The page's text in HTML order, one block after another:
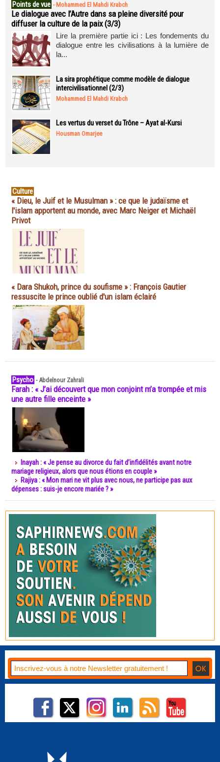
Points de vue - Mohammed El Mahdi Krabch
Le dialogue avec l’Autre dans sa pleine diversité pour
diffuser la culture de la paix (3/3)
Lire la première partie ici : Les fondements du
dialogue entre les civilisations à la lumière de
la...
La sira prophétique comme modèle de dialogue
intercivilisationnel (2/3)
Mohammed El Mahdi Krabch
Les vertus du verset du Trône – Ayat al-Kursi
Housman Omarjee
Culture
« Dieu, le Juif et le Musulman » : ce que le judaïsme et
l'islam apportent au monde, avec Marc Neiger et Michaël
Privot
« Dara Shukoh, prince du soufisme » : François Gautier
ressuscite le prince oublié d'un islam éclairé
Psycho -Abdelnour Zahrali
Farah : « J’ai découvert que mon conjoint m’a trompée et mis
une autre fille enceinte »
Inayah : « Je pense au divorce du fait d’infidélités avant notre
mariage religieux, alors que nous étions en couple »
Rajiya : « Mon mari ne vit plus avec nous, ne participe pas aux
dépenses : suis-je encore mariée ? »